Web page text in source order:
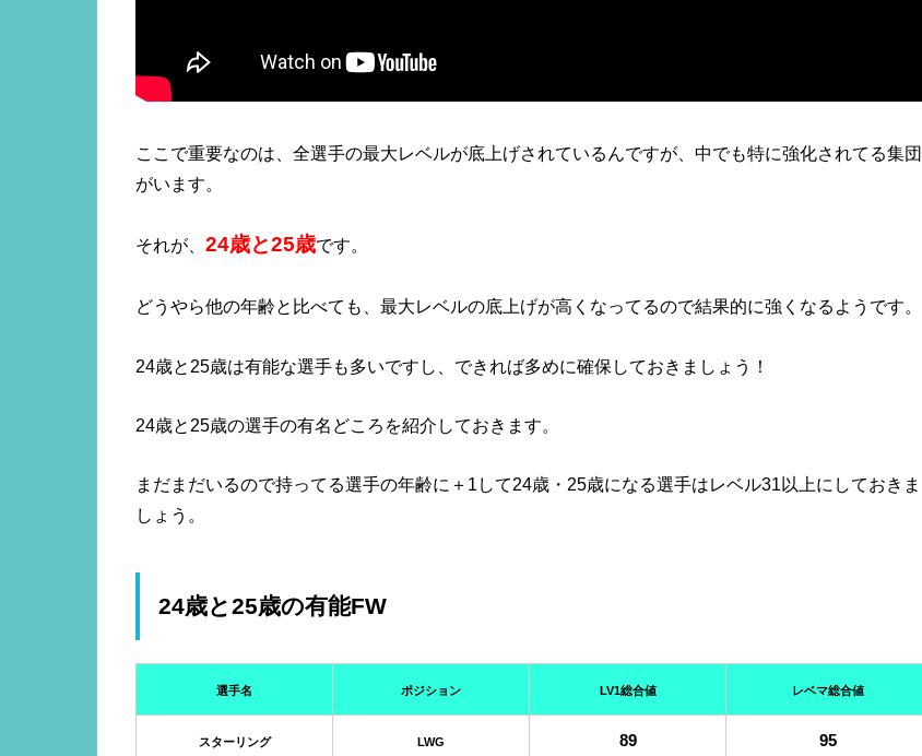
ここで重要なのは、全選手の最大レベルが底上げされているんですが、中でも特に強化されてる集団
がいます。
それが、 24歳と25歳です。
どうやら他の年齢と比べても、最大レベルの底上げが高くなってるので結果的に強くなるようです。
24歳と25歳は有能な選手も多いですし、できれば多めに確保しておきましょう！
24歳と25歳の選手の有名どころを紹介しておきます。
まだまだいるので持ってる選手の年齢に＋1して24歳・25歳になる選手はレベル31以上にしておきま
しょう。
24歳と25歳の有能FW
選手名 ポジション LV1総合値 レベマ総合値
スターリング LWG 89 95